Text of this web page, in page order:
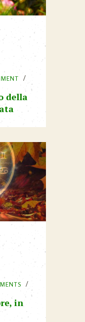
della
in